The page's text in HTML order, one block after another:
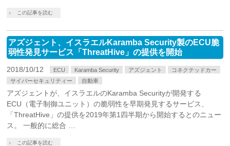
この記事を読む
アズジェント、イスラエルKaramba Security製のECU脆
弱性発見サービス「ThreatHive」の提供を開始
2018/10/12 ECU Karamba Security アズジェント
コネクテッドカー
サイバーセキュリティー
自動車
アズジェントが、イスラエルのKaramba Securityが開発する
ECU（電子制御ユニット）の脆弱性を早期発見するサービス、
「ThreatHive」の提供を2019年第1四半期から開始するとのニュー
ス。 一般的に総合 …
この記事を読む